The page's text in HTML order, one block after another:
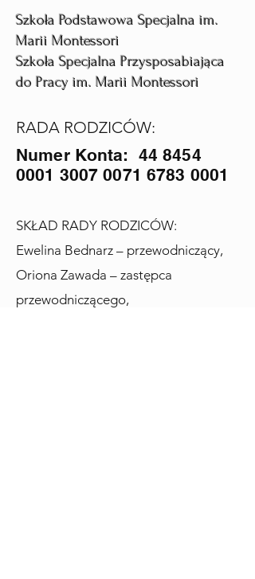
Szkoła Podstawowa Specjalna im.
Marii Montessori
Szkoła Specjalna Przysposabiająca
do Pracy im. Marii Montessori
RADA RODZICÓW:
Numer Konta: 44 8454
0001 3007 0071 6783 0001
SKŁAD RADY RODZICÓW:​
Ewelina Bednarz – przewodniczący,
Oriona Zawada – zastępca
przewodniczącego,